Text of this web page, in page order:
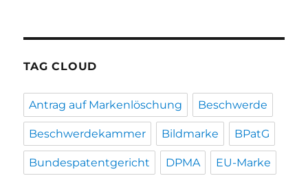
TAG CLOUD
Antrag auf Markenlöschung Beschwerde
Beschwerdekammer Bildmarke BPatG
Bundespatentgericht DPMA EU-Marke